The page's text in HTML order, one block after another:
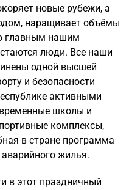
новые рубежи, а
наращивает объёмы
главным нашим
люди. Все наши
одной высшей
и безопасности
активными
школы и
комплексы,
в стране программа
жилья.
в этот праздничный